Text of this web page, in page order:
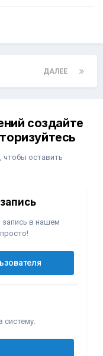
ДАЛЕЕ
создайте
оставить
запись в нашем
систему.